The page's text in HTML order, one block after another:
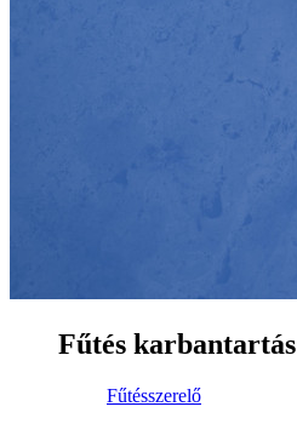
Fűtés karbantartás
Fűtésszerelő